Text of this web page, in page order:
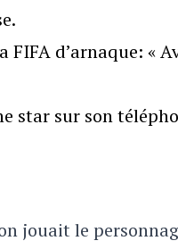
FIFA d’arnaque: «
star sur son
jouait le